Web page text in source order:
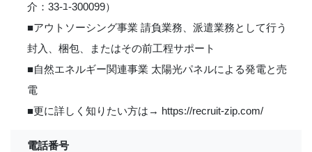
介：33-ﾕ‐300099）
■アウトソーシング事業 請負業務、派遣業務として行う
封入、梱包、またはその前工程サポート
■自然エネルギー関連事業 太陽光パネルによる発電と売
電
■更に詳しく知りたい方は→ https://recruit-zip.com/
電話番号